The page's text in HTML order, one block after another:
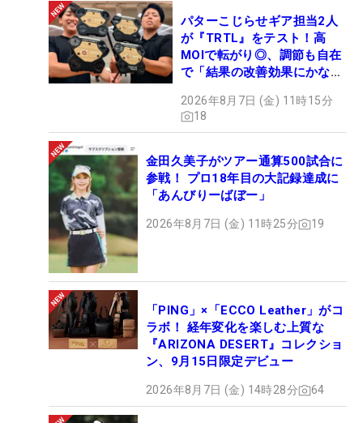
パターこじらせギア担当2人
が『TRTL』をテスト！高
MOIで転がり◎、調節も自在
で「結果の改善効果にかなり
2026年8月7日 (金) 11時15分
18
金田久美子がツアー通算500試合に
参戦！ プロ18年目の大記録達成に
「あんびりーばぼー」
2026年8月7日 (金) 11時25分 19
「PING」×「ECCO Leather」がコ
ラボ！ 経年変化を楽しむ上質な
『ARIZONA DESERT』コレクショ
ン、9月15日限定デビュー
2026年8月7日 (金) 14時28分 64